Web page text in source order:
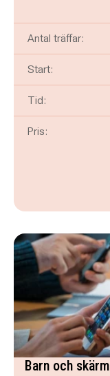
Antal träffar:
Start:
Tid:
Pris:
Barn och